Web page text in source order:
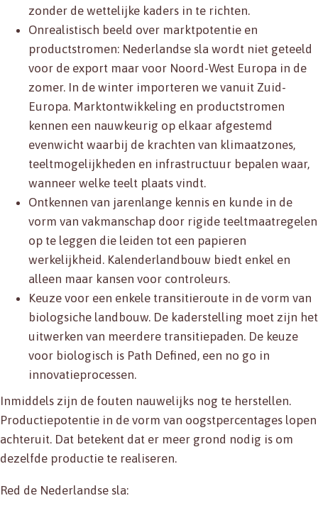
zonder de wettelijke kaders in te richten.
Onrealistisch beeld over marktpotentie en
productstromen: Nederlandse sla wordt niet geteeld
voor de export maar voor Noord-West Europa in de
zomer. In de winter importeren we vanuit Zuid-
Europa. Marktontwikkeling en productstromen
kennen een nauwkeurig op elkaar afgestemd
evenwicht waarbij de krachten van klimaatzones,
teeltmogelijkheden en infrastructuur bepalen waar,
wanneer welke teelt plaats vindt.
Ontkennen van jarenlange kennis en kunde in de
vorm van vakmanschap door rigide teeltmaatregelen
op te leggen die leiden tot een papieren
werkelijkheid. Kalenderlandbouw biedt enkel en
alleen maar kansen voor controleurs.
Keuze voor een enkele transitieroute in de vorm van
biologsiche landbouw. De kaderstelling moet zijn het
uitwerken van meerdere transitiepaden. De keuze
voor biologisch is Path Defined, een no go in
innovatieprocessen.
Inmiddels zijn de fouten nauwelijks nog te herstellen.
Productiepotentie in de vorm van oogstpercentages lopen
achteruit. Dat betekent dat er meer grond nodig is om
dezelfde productie te realiseren.
Red de Nederlandse sla: